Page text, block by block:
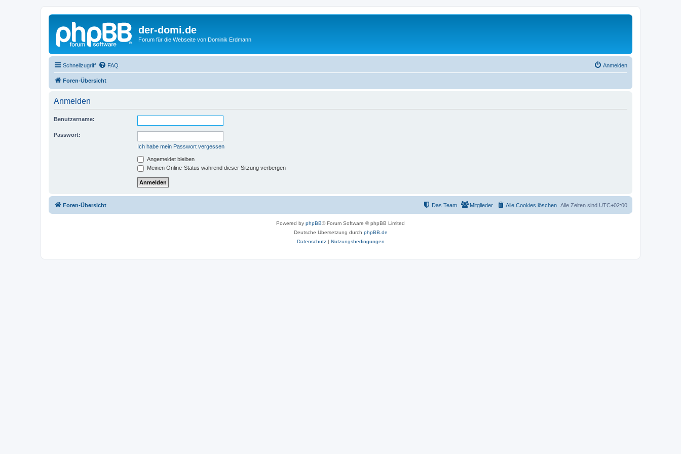
der-domi.de
Forum für die Webseite von Dominik Erdmann
Schnellzugriff FAQ Anmelden
Foren-Übersicht
Anmelden
Benutzername:
Passwort:
Ich habe mein Passwort vergessen
Angemeldet bleiben
Meinen Online-Status während dieser Sitzung verbergen
Foren-Übersicht Alle Zeiten sind UTC+02:00
Alle Cookies löschen
Mitglieder
Das Team
Powered by phpBB® Forum Software © phpBB Limited
Deutsche Übersetzung durch phpBB.de
Datenschutz| Nutzungsbedingungen